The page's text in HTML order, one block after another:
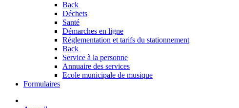
Back
Déchets
Santé
Démarches en ligne
Réglementation et tarifs du stationnement
Back
Service à la personne
Annuaire des services
Ecole municipale de musique
Formulaires